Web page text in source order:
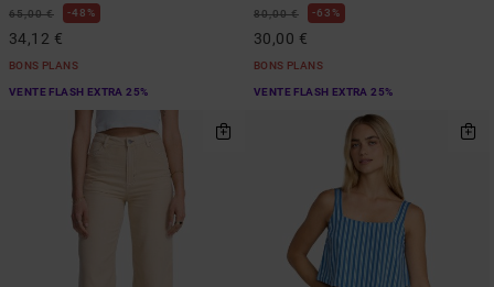
65,00 € 48%
34,12 €
BONS PLANS
VENTE FLASH EXTRA 25%
80,00 € 63%
30,00 €
BONS PLANS
VENTE FLASH EXTRA 25%